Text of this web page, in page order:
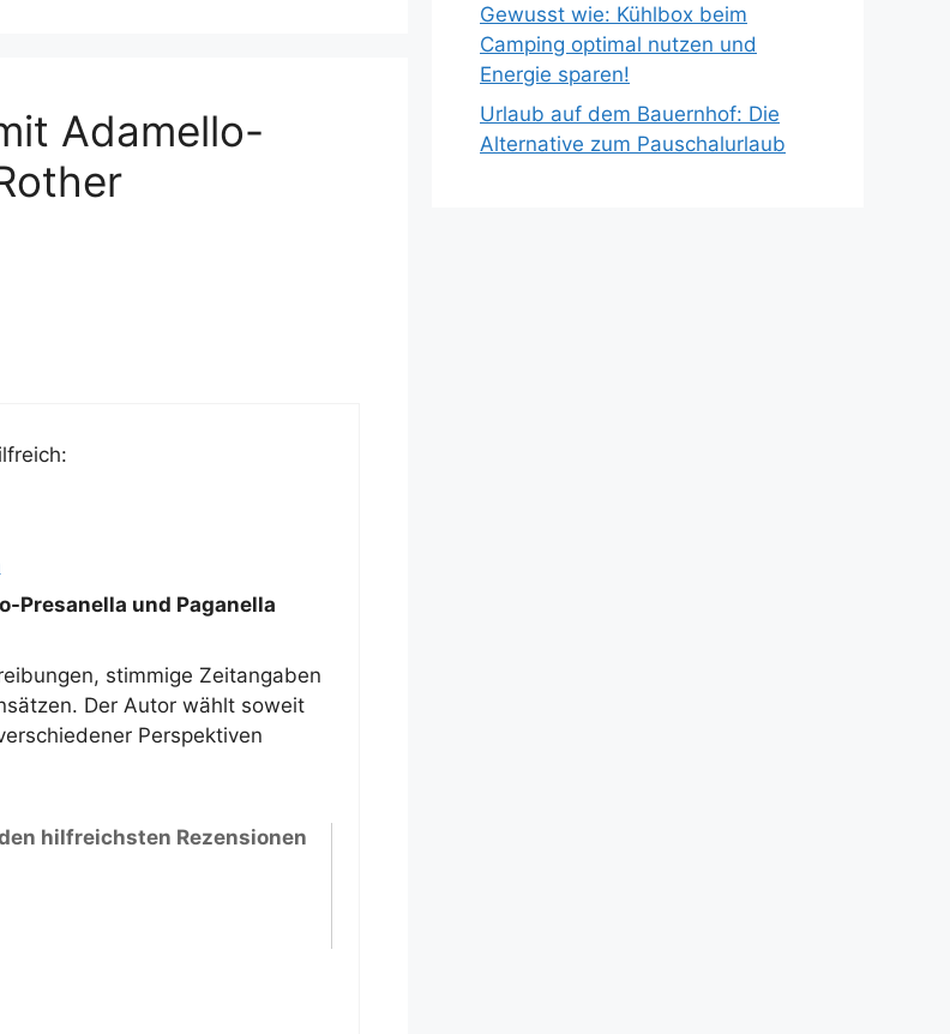
Adamello-
Presanella und Paganella
stimmige Zeitangaben
Der Autor wählt soweit
Perspektiven
hilfreichsten Rezensionen
Gewusst wie: Kühlbox beim
Camping optimal nutzen und
Energie sparen!
Urlaub auf dem Bauernhof: Die
Alternative zum Pauschalurlaub